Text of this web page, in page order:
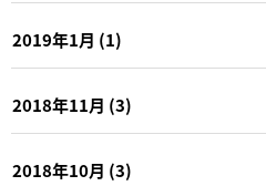
2019年1月 (1)
2018年11月 (3)
2018年10月 (3)